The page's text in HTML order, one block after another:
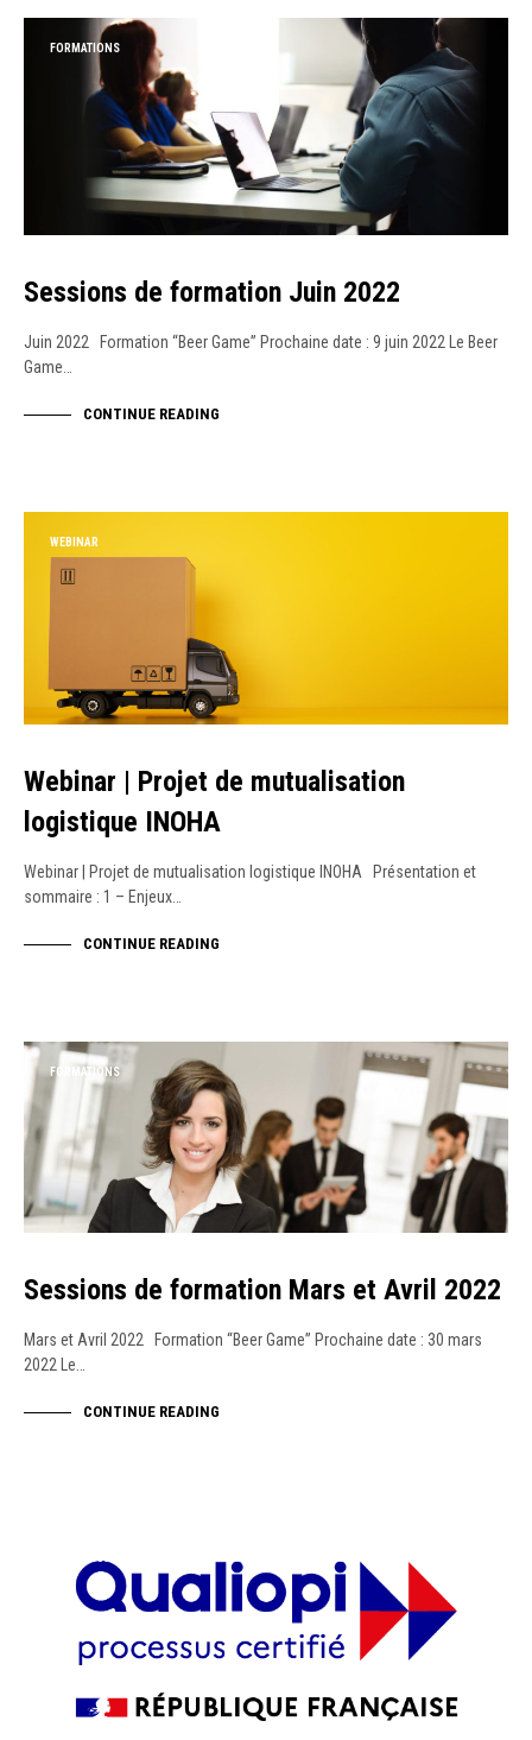
FORMATIONS
Sessions de formation Juin 2022
Juin 2022 Formation “Beer Game” Prochaine date : 9 juin 2022 Le Beer
Game…
CONTINUE READING
WEBINAR
Webinar | Projet de mutualisation
logistique INOHA
Webinar | Projet de mutualisation logistique INOHA Présentation et
sommaire : 1 – Enjeux…
CONTINUE READING
FORMATIONS
Sessions de formation Mars et Avril 2022
Mars et Avril 2022 Formation “Beer Game” Prochaine date : 30 mars
2022 Le…
CONTINUE READING